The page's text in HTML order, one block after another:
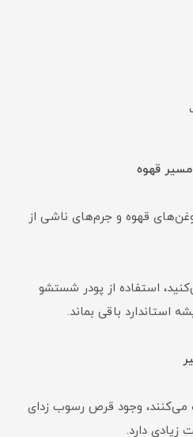
قهوه و جرم‌های ناشی از
استفاده از پودر شستشو
باقی بماند.
می‌کنند، وجود قرص رسوب زدای
دارد.